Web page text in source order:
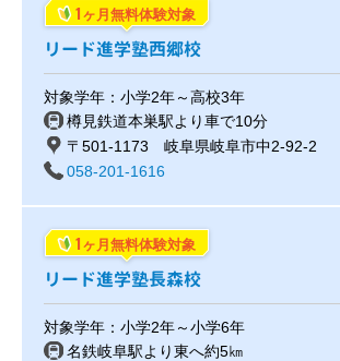
1 ヶ月無料体験対象
リード進学塾西郷校
対象学年：小学2年～高校3年
樽見鉄道本巣駅より車で10分
〒501-1173 岐阜県岐阜市中2-92-2
058-201-1616
1 ヶ月無料体験対象
リード進学塾長森校
対象学年：小学2年～小学6年
名鉄岐阜駅より東へ約5㎞